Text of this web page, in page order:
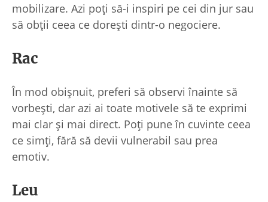
mobilizare. Azi poți să-i inspiri pe cei din jur sau
să obții ceea ce dorești dintr-o negociere.
Rac
În mod obișnuit, preferi să observi înainte să
vorbești, dar azi ai toate motivele să te exprimi
mai clar și mai direct. Poți pune în cuvinte ceea
ce simți, fără să devii vulnerabil sau prea
emotiv.
Leu